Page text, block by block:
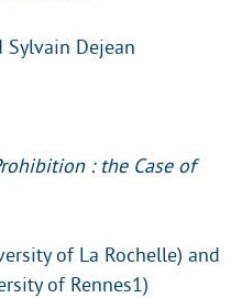
Sylvain Dejean
: the Case of
of La Rochelle) and
of Rennes1)